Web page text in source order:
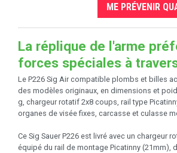
ME PRÉVENIR
La réplique de l'arme
forces spéciales à
Le P226 Sig Air compatible plombs et billes
des modèles originaux, en dimensions et
g, chargeur rotatif 2x8 coups, rail type
organes de visée fixes, carcasse et culasse
Ce Sig Sauer P226 est livré avec un chargeur
équipé du rail de montage Picatinny (21mm),